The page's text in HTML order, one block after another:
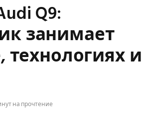
Q9:
занимает
и
на прочтение